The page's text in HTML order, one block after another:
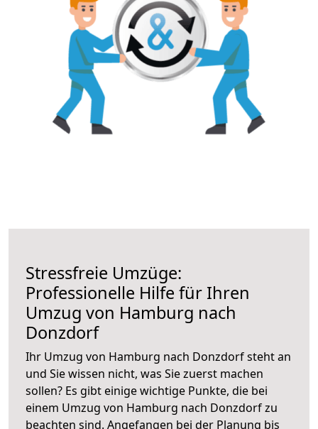
Stressfreie Umzüge:
Professionelle Hilfe für Ihren
Umzug von Hamburg nach
Donzdorf
Ihr Umzug von Hamburg nach Donzdorf steht an
und Sie wissen nicht, was Sie zuerst machen
sollen? Es gibt einige wichtige Punkte, die bei
einem Umzug von Hamburg nach Donzdorf zu
beachten sind. Angefangen bei der Planung bis